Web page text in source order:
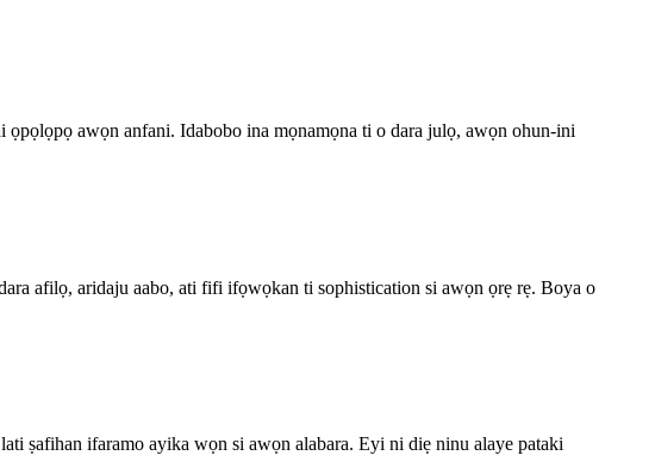
awọn anfani. Idabobo ina mọnamọna ti o dara julọ, awọn ohun-ini
afilọ, aridaju aabo, ati fifi ifọwọkan ti sophistication si awọn ọrẹ rẹ. Boya o
ṣafihan ifaramo ayika wọn si awọn alabara. Eyi ni diẹ ninu alaye pataki